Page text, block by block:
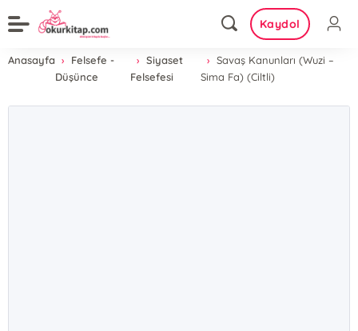
Kaydol
Anasayfa
Felsefe -
Düşünce
Siyaset
Felsefesi
Savaş Kanunları (Wuzi –
Sima Fa) (Ciltli)